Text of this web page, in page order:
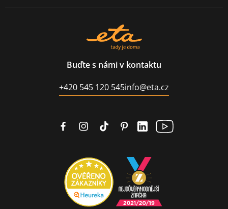
Buďte s námi v kontaktu
+420 545 120 545info@eta.cz